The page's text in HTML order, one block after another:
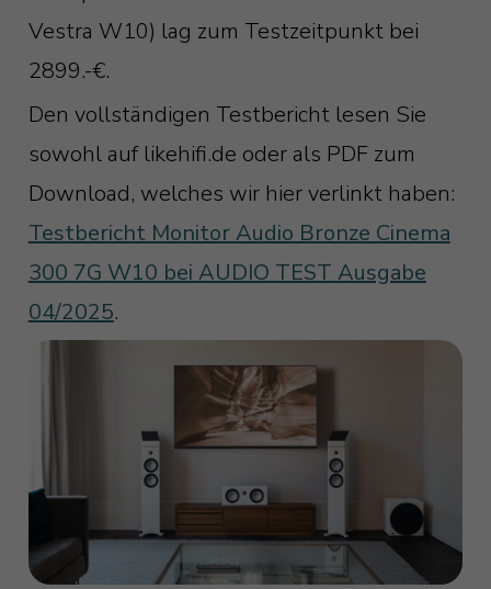
Vestra W10) lag zum Testzeitpunkt bei
2899.-€.
Den vollständigen Testbericht lesen Sie
sowohl auf likehifi.de oder als PDF zum
Download, welches wir hier verlinkt haben:
Testbericht Monitor Audio Bronze Cinema
300 7G W10 bei AUDIO TEST Ausgabe
04/2025.